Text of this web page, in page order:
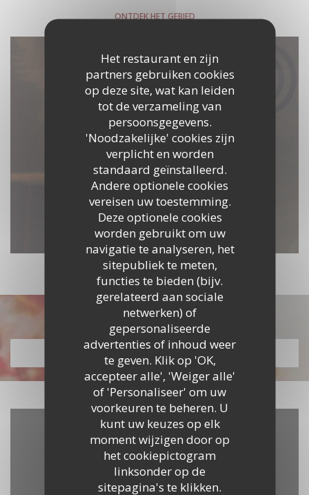
Het restaurant en zijn
partners gebruiken cookies
op deze site, wat kan leiden
tot de verzameling van
persoonsgegevens.
'Noodzakelijke' cookies zijn
verplicht en worden
standaard geïnstalleerd.
Andere optionele cookies
vereisen uw toestemming.
Deze optionele cookies
worden gebruikt om uw
navigatie te analyseren, het
sitepubliek te meten,
functies te bieden (bijv.
gerelateerd aan sociale
netwerken) of
gepersonaliseerde
advertenties of inhoud weer
te geven. Klik op 'OK,
accepteer alle', 'Weiger alle'
of 'Personaliseer' om uw
voorkeuren te beheren. U
kunt uw keuzes op elk
moment wijzigen door op
het cookiepictogram
linksonder op de
sitepagina's te klikken.
ONTDEK HET GEBIED
Ontdek ons menu